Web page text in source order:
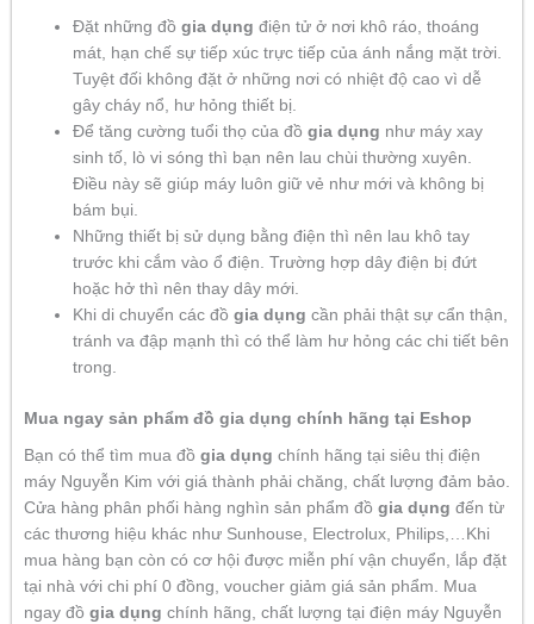
Đặt những đồgia dụng điện tử ở nơi khô ráo, thoáng
mát, hạn chế sự tiếp xúc trực tiếp của ánh nắng mặt trời.
Tuyệt đối không đặt ở những nơi có nhiệt độ cao vì dễ
gây cháy nổ, hư hỏng thiết bị.
Để tăng cường tuổi thọ của đồgia dụng như máy xay
sinh tố, lò vi sóng thì bạn nên lau chùi thường xuyên.
Điều này sẽ giúp máy luôn giữ vẻ như mới và không bị
bám bụi.
Những thiết bị sử dụng bằng điện thì nên lau khô tay
trước khi cắm vào ổ điện. Trường hợp dây điện bị đứt
hoặc hở thì nên thay dây mới.
Khi di chuyển các đồ gia dụng cần phải thật sự cẩn thận,
tránh va đập mạnh thì có thể làm hư hỏng các chi tiết bên
trong.
Mua ngay sản phẩm đồ gia dụng chính hãng tại Eshop
Bạn có thể tìm mua đồ gia dụng chính hãng tại siêu thị điện
máy Nguyễn Kim với giá thành phải chăng, chất lượng đảm bảo.
Cửa hàng phân phối hàng nghìn sản phẩm đồ gia dụng đến từ
các thương hiệu khác như Sunhouse, Electrolux, Philips,…Khi
mua hàng bạn còn có cơ hội được miễn phí vận chuyển, lắp đặt
tại nhà với chi phí 0 đồng, voucher giảm giá sản phẩm. Mua
ngay đồ gia dụng chính hãng, chất lượng tại điện máy Nguyễn